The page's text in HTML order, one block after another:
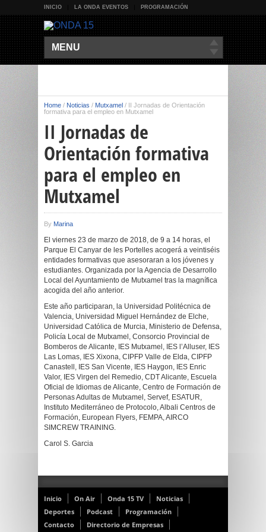
INICIO LA ONDA EVENTOS PROGRAMACIÓN
MENU
Home / Noticias / Mutxamel / II Jornadas de Orientación
formativa para el empleo en Mutxamel
II Jornadas de
Orientación formativa
para el empleo en
Mutxamel
By Marina
El viernes 23 de marzo de 2018, de 9 a 14 horas, el
Parque El Canyar de les Portelles acogerá a veintiséis
entidades formativas que asesoraran a los jóvenes y
estudiantes. Organizada por la Agencia de Desarrollo
Local del Ayuntamiento de Mutxamel tras la magnífica
acogida del año anterior.
Este año participaran, la Universidad Politécnica de
Valencia, Universidad Miguel Hernández de Elche,
Universidad Católica de Murcia, Ministerio de Defensa,
Policía Local de Mutxamel, Consorcio Provincial de
Bomberos de Alicante, IES Mutxamel, IES l’Alluser, IES
Las Lomas, IES Xixona, CIPFP Valle de Elda, CIPFP
Canastell, IES San Vicente, IES Haygon, IES Enric
Valor, IES Virgen del Remedio, CDT Alicante, Escuela
Oficial de Idiomas de Alicante, Centro de Formación de
Personas Adultas de Mutxamel, Servef, ESATUR,
Instituto Mediterráneo de Protocolo, Albali Centros de
Formación, European Flyers, FEMPA, AIRCO
SIMCREW TRAINING.
Carol S. Garcia
Inicio On Air Onda 15 TV
Noticias
Deportes
Podcast
Programación
Contacto
Directorio de Empresas